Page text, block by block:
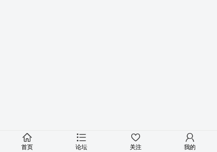
首页 论坛 关注 我的